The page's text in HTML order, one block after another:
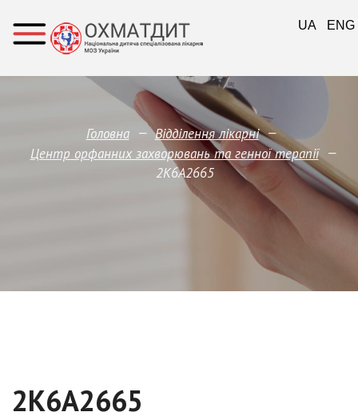
Головна — Відділення лікарні —
Центр орфанних захворювань та генної терапії —
2K6A2665
2K6A2665
UA ENG